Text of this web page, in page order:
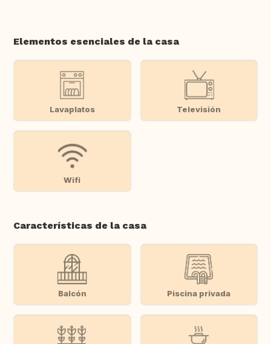
Elementos esenciales de la casa
Lavaplatos Televisión
Wifi
Características de la casa
Balcón Piscina privada